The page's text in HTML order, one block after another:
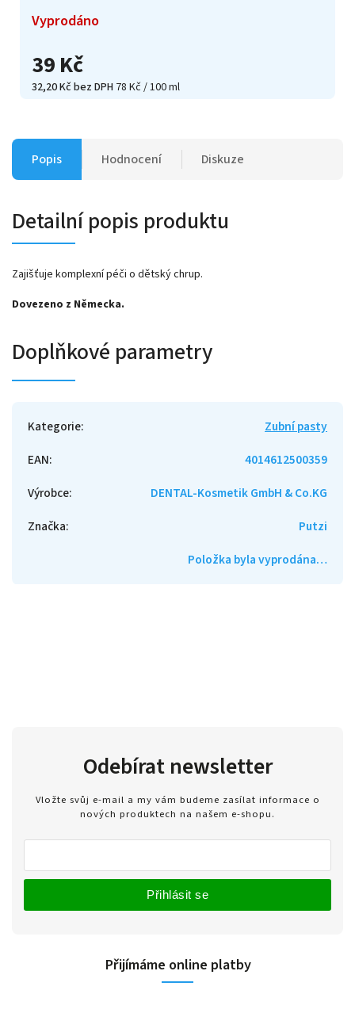
39 Kč
32,20 Kč bez DPH 78 Kč / 100 ml
Vyprodáno
Popis Hodnocení Diskuze
Detailní popis produktu
Zajišťuje komplexní péči o dětský chrup.
Dovezeno z Německa.
Doplňkové parametry
Kategorie:
Zubní pasty
EAN:
4014612500359
Výrobce:
DENTAL-Kosmetik GmbH & Co.KG
Značka:
Putzi
Položka byla vyprodána…
Odebírat newsletter
Vložte svůj e-mail a my vám budeme zasílat informace o
nových produktech na našem e-shopu.
Přihlásit se
Přijímáme online platby